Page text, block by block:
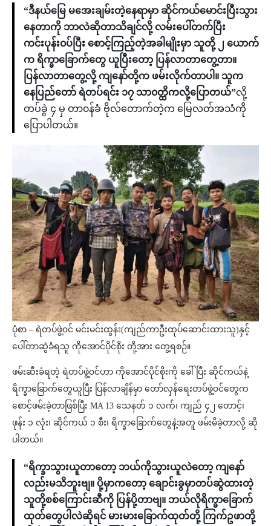
“ဒီနယ်မြေ မအေးချမ်းတဲ့နေရာမှာ ဆိုင်ကယ်မောင်းပြီးသွား
နေတာကို ဘာလဲဆိုတာသိချင်လို့ လမ်းပေါ်တက်ပြီး
ကင်းပုန်း၀ပ်ပြီး စောင့်ကြည့်တဲ့အခါမျိုးမှာ သူတို့ ၂ ယောက်
က ရိက္ခာခြောက်တွေ ယူပြီးတော့ ပြန်လာတာတွေ့တာ။
ပြန်လာတာတွေ့လို့ ကျနော်တို့က ဖမ်းလိုက်တာပါ။ သူက
နေပြည်တော် ရဲတပ်ရင်း ၁၇ သာ၀တ္ထိကလို့ပြောတယ်”လို့
တပ်ခွဲ ၄ မှ တာ၀န်ခံ ဗိုလ်တောက်တဲ့က မြေလတ်အသံကို
ပြောပါတယ်။
ပုံစာ – ရဲတပ်ဖွဲ့၀င် မင်းမင်းထွန်း(ကျည်ကာဦးထုပ်ဆောင်းထားသူ)နှင့်
ပေါ်တာဆွဲခံရသူ ကိုအောင်ပိုင်စိုး တို့အား တွေ့ရစဉ်။
ဖမ်းဆီးခံရတဲ့ ရဲတပ်ဖွဲ့၀င်ဟာ ကိုအောင်ပိုင်စိုးကို ခေါ်ပြီး ဆိုင်ကယ်နဲ့
ရိက္ခာခြောက်တွေယူပြီး ပြန်လာချိန်မှာ တော်လှန်ရေးတပ်ဖွဲ့‌၀င်တွေက
စောင့်ဖမ်းခဲ့တာဖြစ်ပြီး MA 13‌ သေနတ် ၁ လက်၊ ကျည် ၄၂ တောင့်၊
ဖုန်း ၁ လုံး၊ ဆိုင်ကယ် ၁ စီး၊ ရိက္ခာခြောက်တွေနဲ့အတူ ဖမ်းမိခဲ့တာလို့ ဆို
ပါတယ်။
“ရိက္ခာသွားယူတာတော့ ဘယ်ကိုသွားယူလဲ‌တော့ ကျနော်
လည်းမသိဘူးဗျ။ ပို့မှာကတော့ ချောင်းခွမှာတပ်ဆွဲထားတဲ့
သူတို့စစ်ကြောင်းဆီကို ပြန်ပို့တာဗျ။ ဘယ်လိုရိက္ခာခြောက်
ထုတ်တွေပါလဲဆိုရင် မားမားခြောက်ထုတ်တို့ ကြက်ဥဖာတို့